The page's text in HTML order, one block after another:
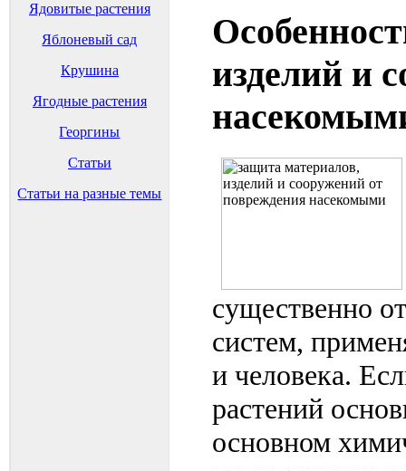
Ядовитые растения
Яблоневый сад
Крушина
Ягодные растения
Георгины
Статьи
Статьи на разные темы
изделий и
существенно
систем,
и человека.
растений
основном